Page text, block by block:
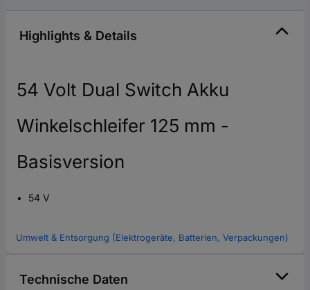
Highlights & Details
54 Volt Dual Switch Akku
Winkelschleifer 125 mm -
Basisversion
54 V
Umwelt & Entsorgung (Elektrogeräte, Batterien, Verpackungen)
Technische Daten